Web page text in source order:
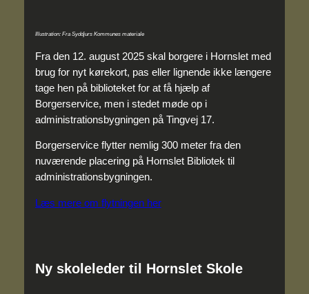
Illustration: Fra Syddjurs Kommunes materiale
Fra den 12. august 2025 skal borgere i Hornslet med
brug for nyt kørekort, pas eller lignende ikke længere
tage hen på biblioteket for at få hjælp af
Borgerservice, men i stedet møde op i
administrationsbygningen på Tingvej 17.
Borgerservice flytter nemlig 300 meter fra den
nuværende placering på Hornslet Bibliotek til
administrationsbygningen.
Læs mere om flytningen her
Ny skoleleder til Hornslet Skole